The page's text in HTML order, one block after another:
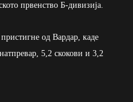
првенство Б-дивизија.
од Вардар, каде
5,2 скокови и 3,2